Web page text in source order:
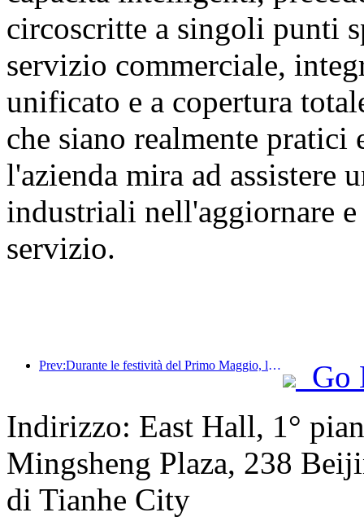
circoscritte a singoli punti
servizio commerciale,
unificato e a copertura
che siano realmente pratici
l'azienda mira ad assistere
industriali nell'aggiornare
servizio.
Prev:Durante le festività del Primo Maggio, la ferrovia del delta del fiume Yangtze ha trasportato oltre 21,38 milioni di passeggeri.
Go
Indirizzo: East Hall, 1°
Mingsheng Plaza, 238
di Tianhe City